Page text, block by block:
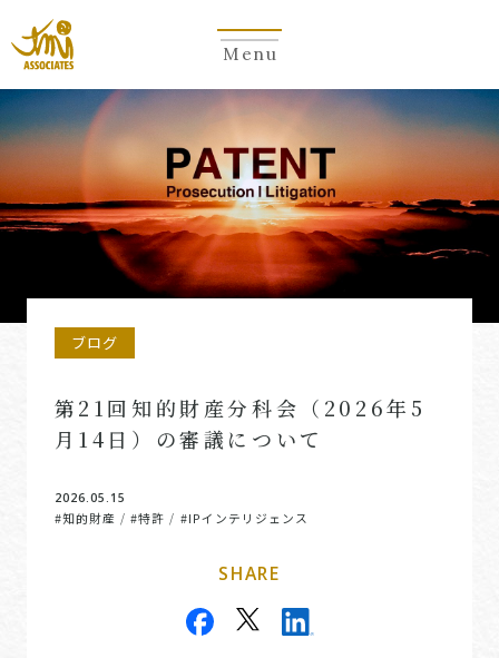
Menu
ブログ
第21回知的財産分科会（2026年5
月14日）の審議について
2026.05.15
#知的財産 /#特許 / #IPインテリジェンス
SHARE